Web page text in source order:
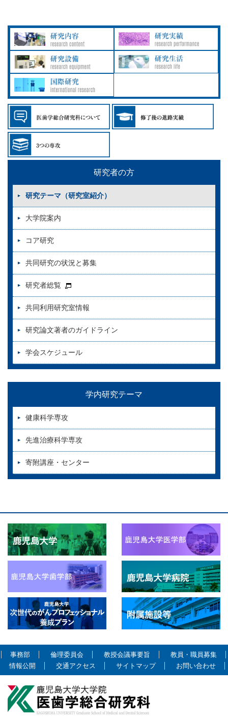
研究者の方
研究テーマ（研究室紹介）
大学院案内
コア研究
共同研究の状況と募集
研究者総覧
共同利用研究室情報
研究論文著者のガイドライン
学会スケジュール
学内研究テーマ
健康科学専攻
先進治療科学専攻
寄附講座・センター
事務部 倫理委員会 教授会議事要旨
教員・職員募集
情報公開
交通アクセス サイトマップ お問い合わせ